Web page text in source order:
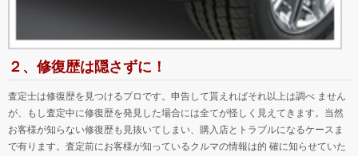
２、修復歴は隠さずに！
査定士は修復歴を見つけるプロです。申告して貰えればそれ以上は調べ ません
が、もし査定中に修復歴を発見した場合には全てが怪しく見えてきます。当然
お客様が知らない修復歴も見抜いてしまい、購入店とトラブルになるケースま
で有ります。査定前にお客様が知っているクルマの情報は的 確に知らせていた